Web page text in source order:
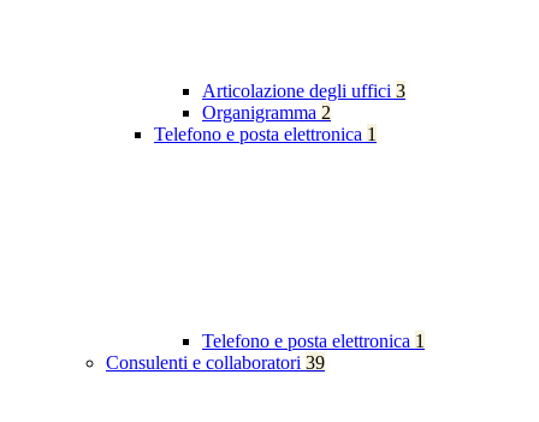
Articolazione degli uffici 3
Organigramma 2
Telefono e posta elettronica 1
Telefono e posta elettronica 1
Consulenti e collaboratori 39